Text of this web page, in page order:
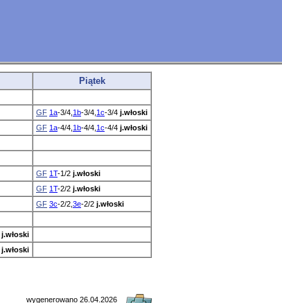
Piątek
GF 1a-3/4, 1b-3/4, 1c-3/4 j.włoski
GF 1a-4/4, 1b-4/4, 1c-4/4 j.włoski
GF 1T-1/2 j.włoski
GF 1T-2/2 j.włoski
GF 3c-2/2, 3e-2/2 j.włoski
j.włoski
j.włoski
wygenerowano 26.04.2026